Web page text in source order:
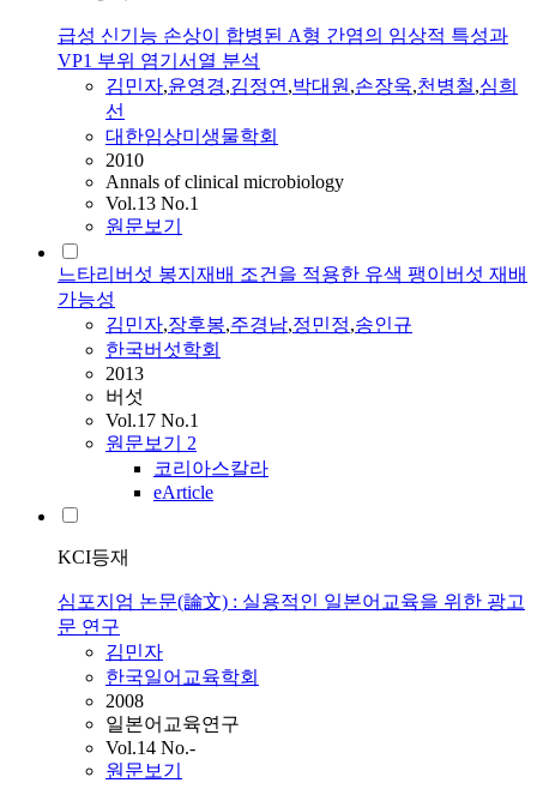
급성 신기능 손상이 합병된 A형 간염의 임상적 특성과
VP1 부위 염기서열 분석
김민자,윤영경,김정연,박대원,손장욱,천병철,심희
선
대한임상미생물학회
2010
Annals of clinical microbiology
Vol.13 No.1
원문보기
느타리버섯 봉지재배 조건을 적용한 유색 팽이버섯 재배
가능성
김민자,장후봉,주경남,정민정,송인규
한국버섯학회
2013
버섯
Vol.17 No.1
원문보기 2
코리아스칼라
eArticle
KCI등재
심포지엄 논문(論文) : 실용적인 일본어교육을 위한 광고
문 연구
김민자
한국일어교육학회
2008
일본어교육연구
Vol.14 No.-
원문보기